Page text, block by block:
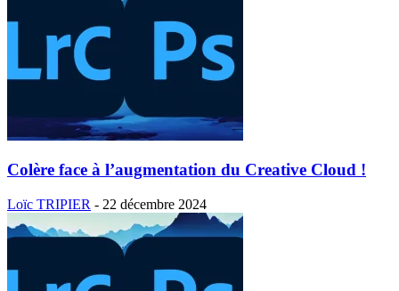
Colère face à l’augmentation du Creative Cloud !
Loïc TRIPIER - 22 décembre 2024